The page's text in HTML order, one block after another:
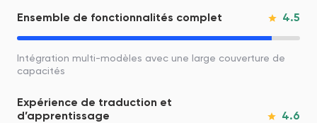
Ensemble de fonctionnalités complet 4.5
Intégration multi-modèles avec une large couverture de
capacités
Expérience de traduction et
d’apprentissage
4.6